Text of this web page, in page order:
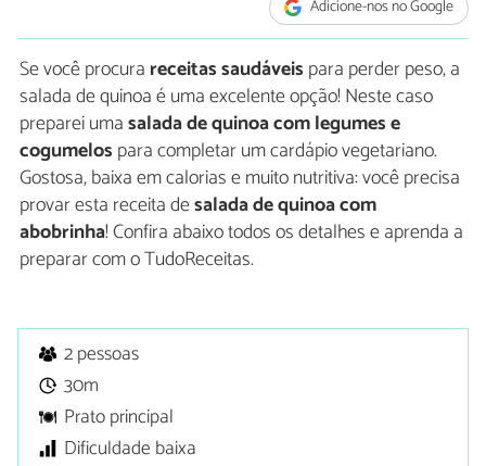
Adicione-nos no Google
Se você procura receitas saudáveis para perder peso, a
salada de quinoa é uma excelente opção! Neste caso
preparei umasalada de quinoa com legumes e
cogumelos para completar um cardápio vegetariano.
Gostosa, baixa em calorias e muito nutritiva: você precisa
provar esta receita desalada de quinoa com
abobrinha! Confira abaixo todos os detalhes e aprenda a
preparar com o TudoReceitas.
2 pessoas
30m
Prato principal
Dificuldade baixa